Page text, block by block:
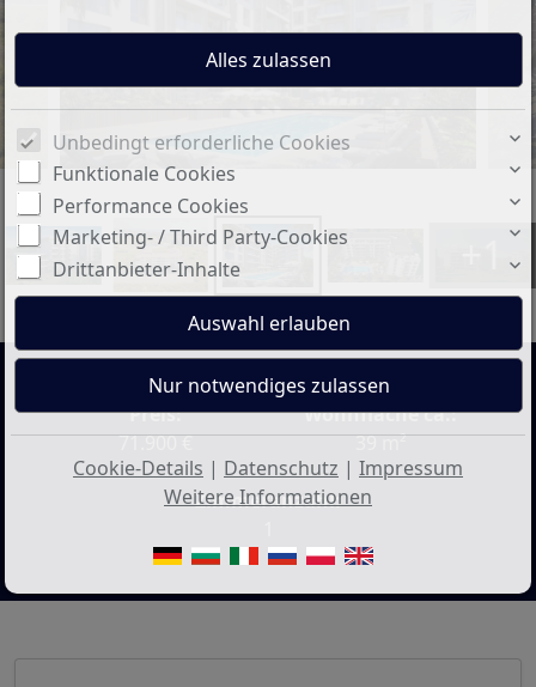
Preis:
71.900 €
Wohnfläche ca.:
39 m²
Zimmeranzahl:
Unbedingt erforderliche Cookies
Funktionale Cookies
Performance Cookies
Marketing- / Third Party-Cookies
Drittanbieter-Inhalte
Cookie-Details | Datenschutz | Impressum
Weitere Informationen